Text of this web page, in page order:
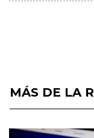
MÁS DE LA